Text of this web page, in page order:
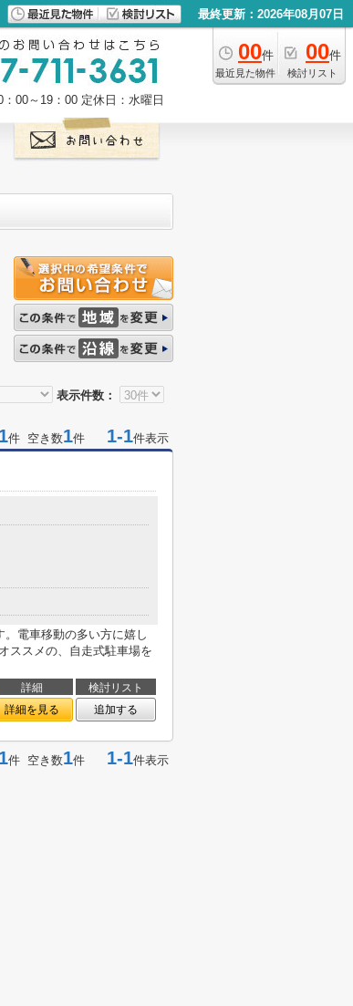
最終更新：2026年08月07日
00件
最近見た物件
00件
検討リスト
00～19：00 定休日：水曜日
表示件数：
1件 空き数1件 1-1件表示
電車移動の多い方に嬉し
ススメの、自走式駐車場を
詳細
検討リスト
詳細を見る 追加する
1件 空き数1件 1-1件表示